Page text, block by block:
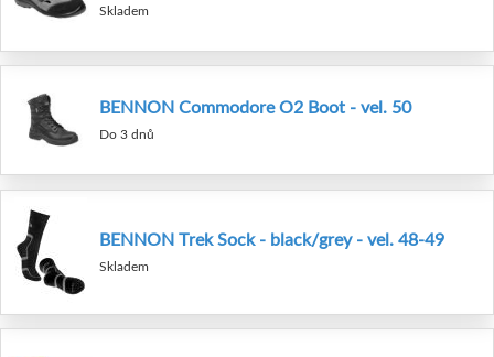
Skladem
BENNON Commodore O2 Boot - vel. 50
Do 3 dnů
BENNON Trek Sock - black/grey - vel. 48-49
Skladem